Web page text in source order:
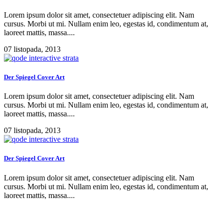
Lorem ipsum dolor sit amet, consectetuer adipiscing elit. Nam
cursus. Morbi ut mi. Nullam enim leo, egestas id, condimentum at,
laoreet mattis, massa....
07 listopada, 2013
Der Spiegel Cover Art
Lorem ipsum dolor sit amet, consectetuer adipiscing elit. Nam
cursus. Morbi ut mi. Nullam enim leo, egestas id, condimentum at,
laoreet mattis, massa....
07 listopada, 2013
Der Spiegel Cover Art
Lorem ipsum dolor sit amet, consectetuer adipiscing elit. Nam
cursus. Morbi ut mi. Nullam enim leo, egestas id, condimentum at,
laoreet mattis, massa....